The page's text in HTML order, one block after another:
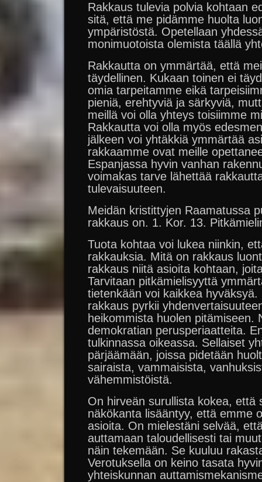
Rakkaus tulevia polvia kohtaan
sitä, että me pidämme huolta
ympäristöstä. Opetellaan
monimuotoista olemista täällä
Rakkautta on ymmärtää, että
täydellinen. Kukaan toinen ei
omia tarpeitamme eikä
pieniä, erehtyviä ja särkyviä,
meillä voi olla yhteys toisiimme
Rakkautta voi olla myös
jälkeen voi yhtäkkiä ymmärtää
rakkaamme ovat meille
Espanjassa hyvin vanhan
voimakas tarve lähettää
tulevaisuuteen.
Meidän kristittyjen Raamatussa
rakkaus on. 1. Kor. 13.
Tuota kohtaa voi lukea niinkin,
rakkauksia. Mitä on rakkaus
rakkaus niitä asioita kohtaan,
Tarvitaan pitkämielisyyttä
tietenkään voi kaikkea
rakkaus pyrkii
heikommista huolen pitämiseen.
demokratian perusperiaatteita.
tulkinnassa oikeassa. Sellaiset
pärjäämään, joissa pidetään
sairaista, vammaisista,
vähemmistöistä.
On hirveän surullista kokea, että
näkökanta lisääntyy, että emme
asioita. On mielestäni selvää,
auttamaan taloudellisesti tai
näin tekemään. Se kuuluu
Verotuksella on keino tasata
yhteiskunnan